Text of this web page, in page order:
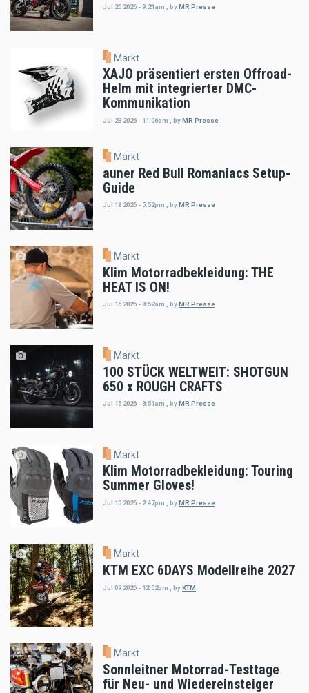
Jul 25 2026 - 9:21am byMR Presse
Markt
XAJO präsentiert ersten Offroad-
Helm mit integrierter DMC-
Kommunikation
Jul 23 2026 - 11:06am byMR Presse
Markt
auner Red Bull Romaniacs Setup-
Guide
Jul 18 2026 - 5:52pm , by MR Presse
Markt
Klim Motorradbekleidung: THE
HEAT IS ON!
Jul 16 2026 - 8:52am byMR Presse
Markt
100 STÜCK WELTWEIT: SHOTGUN
650 x ROUGH CRAFTS
Jul 15 2026 - 8:51am byMR Presse
Markt
Klim Motorradbekleidung: Touring
Summer Gloves!
Jul 10 2026 - 2:47pm byMR Presse
Markt
KTM EXC 6DAYS Modellreihe 2027
Jul 09 2026 - 12:52pm byKTM
Markt
Sonnleitner Motorrad-Testtage
für Neu- und Wiedereinsteiger